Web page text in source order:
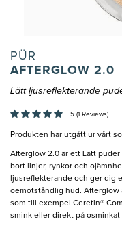
PÜR
AFTERGLOW 2.0
Lätt ljusreflekterande
5 (1 Reviews)
Produkten har utgått ur vårt
Afterglow 2.0 är ett Lätt
bort linjer, rynkor och
ljusreflekterande och ger dig
oemotståndlig hud. Afterglow
som till exempel Ceretin®
smink eller direkt på osminkat